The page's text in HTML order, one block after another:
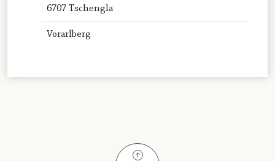
6707 Tschengla
Vorarlberg